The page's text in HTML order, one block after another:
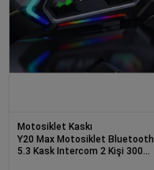
Motosiklet Kaskı
Y20 Max Motosiklet Bluetooth
5.3 Kask Intercom 2 Kişi 300